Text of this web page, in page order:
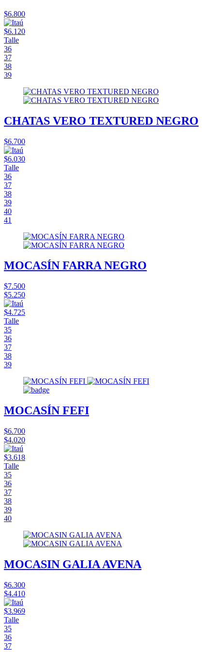
$6.800
$6.120
Talle
36
37
38
39
CHATAS VERO TEXTURED NEGRO
$6.700
$6.030
Talle
36
37
38
39
40
41
MOCASÍN FARRA NEGRO
$7.500
$5.250
$4.725
Talle
35
36
37
38
39
MOCASÍN FEFI
$6.700
$4.020
$3.618
Talle
35
36
37
38
39
40
MOCASIN GALIA AVENA
$6.300
$4.410
$3.969
Talle
35
36
37